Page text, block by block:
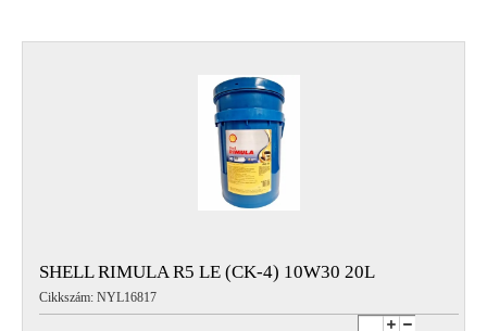
INFO
Hétfőtől – Péntekig, 8.00 – 17.00-ig
(ebédidő 12.00-12.30 között)
SHELL RIMULA R5 LE (CK-4) 10W30 20L
Cikkszám: NYL16817